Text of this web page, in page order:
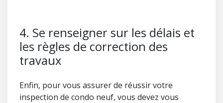
4. Se renseigner sur les délais et
les règles de correction des
travaux
Enfin, pour vous assurer de réussir votre
inspection de condo neuf, vous devez vous